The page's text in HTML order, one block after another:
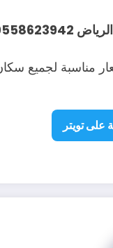
مناسبة لجميع
على تويتر